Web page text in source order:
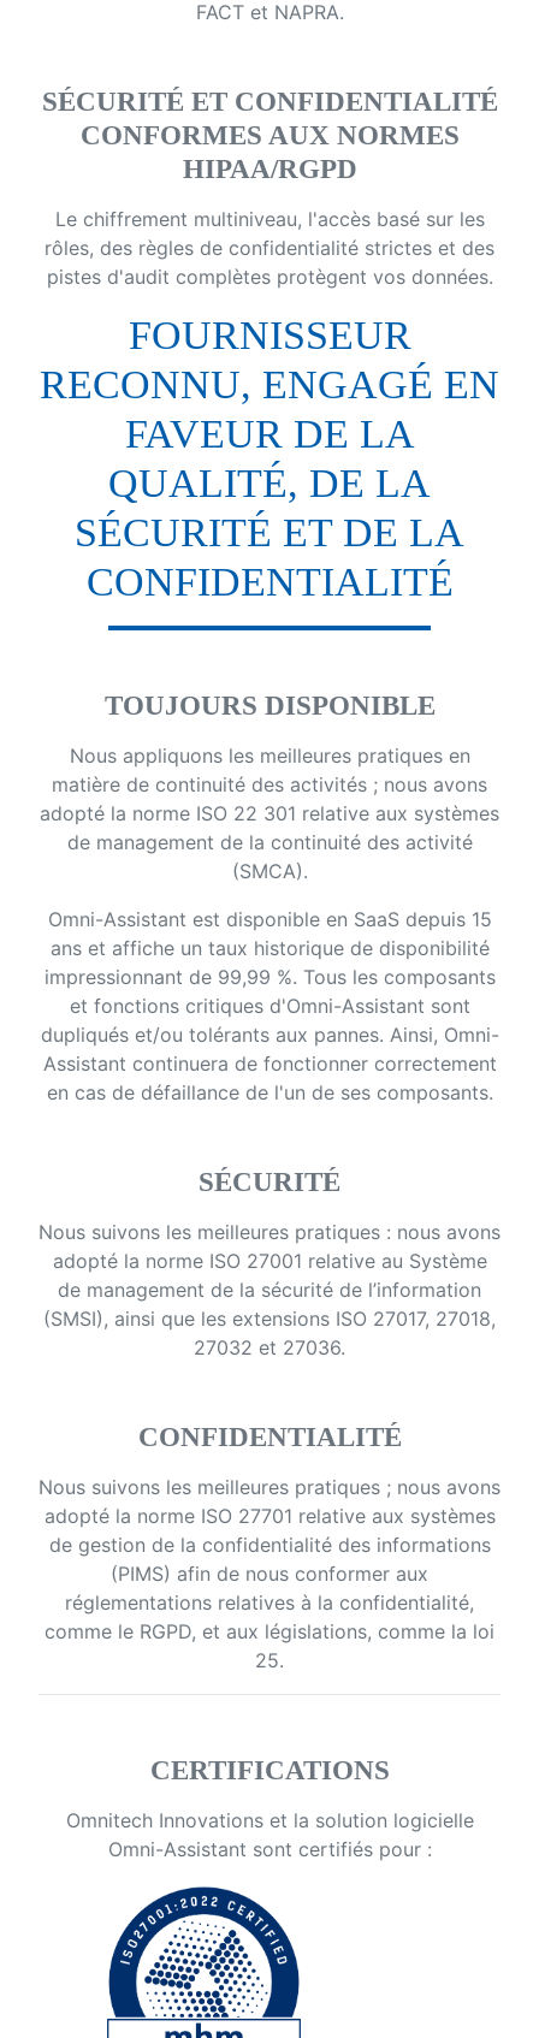
FACT et NAPRA.
SÉCURITÉ ET CONFIDENTIALITÉ
CONFORMES AUX NORMES
HIPAA/RGPD
Le chiffrement multiniveau, l'accès basé sur les
rôles, des règles de confidentialité strictes et des
pistes d'audit complètes protègent vos données.
FOURNISSEUR
RECONNU, ENGAGÉ EN
FAVEUR DE LA
QUALITÉ, DE LA
SÉCURITÉ ET DE LA
CONFIDENTIALITÉ
TOUJOURS DISPONIBLE
Nous appliquons les meilleures pratiques en
matière de continuité des activités ; nous avons
adopté la norme ISO 22 301 relative aux systèmes
de management de la continuité des activité
(SMCA).
Omni-Assistant est disponible en SaaS depuis 15
ans et affiche un taux historique de disponibilité
impressionnant de 99,99 %. Tous les composants
et fonctions critiques d'Omni-Assistant sont
dupliqués et/ou tolérants aux pannes. Ainsi, Omni-
Assistant continuera de fonctionner correctement
en cas de défaillance de l'un de ses composants.
SÉCURITÉ
Nous suivons les meilleures pratiques : nous avons
adopté la norme ISO 27001 relative au Système
de management de la sécurité de l’information
(SMSI), ainsi que les extensions ISO 27017, 27018,
27032 et 27036.
CONFIDENTIALITÉ
Nous suivons les meilleures pratiques ; nous avons
adopté la norme ISO 27701 relative aux systèmes
de gestion de la confidentialité des informations
(PIMS) afin de nous conformer aux
réglementations relatives à la confidentialité,
comme le RGPD, et aux législations, comme la loi
25.
CERTIFICATIONS
Omnitech Innovations et la solution logicielle
Omni-Assistant sont certifiés pour :